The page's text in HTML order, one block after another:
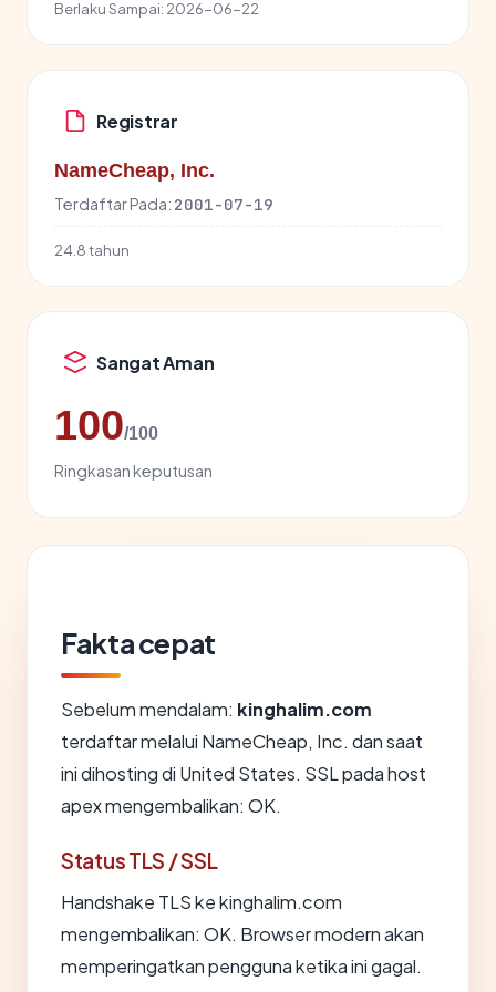
Berlaku Sampai: 2026-06-22
Registrar
NameCheap, Inc.
Terdaftar Pada: 2001-07-19
24.8 tahun
Sangat Aman
100/100
Ringkasan keputusan
Fakta cepat
Sebelum mendalam: kinghalim.com
terdaftar melalui NameCheap, Inc. dan saat
ini dihosting di United States. SSL pada host
apex mengembalikan: OK.
Status TLS / SSL
Handshake TLS ke kinghalim.com
mengembalikan: OK. Browser modern akan
memperingatkan pengguna ketika ini gagal.